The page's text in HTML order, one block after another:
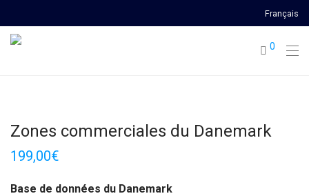
Français
0
Zones commerciales du Danemark
199,00€
Base de données du Danemark